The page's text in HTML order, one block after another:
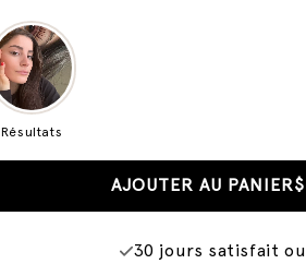
Résultats
AJOUTER AU PANIER
30 jours satisfait